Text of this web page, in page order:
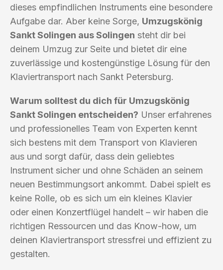
dieses empfindlichen Instruments eine besondere
Aufgabe dar. Aber keine Sorge, Umzugskönig
Sankt Solingen aus Solingen steht dir bei
deinem Umzug zur Seite und bietet dir eine
zuverlässige und kostengünstige Lösung für den
Klaviertransport nach Sankt Petersburg.
Warum solltest du dich für Umzugskönig
Sankt Solingen entscheiden? Unser erfahrenes
und professionelles Team von Experten kennt
sich bestens mit dem Transport von Klavieren
aus und sorgt dafür, dass dein geliebtes
Instrument sicher und ohne Schäden an seinem
neuen Bestimmungsort ankommt. Dabei spielt es
keine Rolle, ob es sich um ein kleines Klavier
oder einen Konzertflügel handelt – wir haben die
richtigen Ressourcen und das Know-how, um
deinen Klaviertransport stressfrei und effizient zu
gestalten.